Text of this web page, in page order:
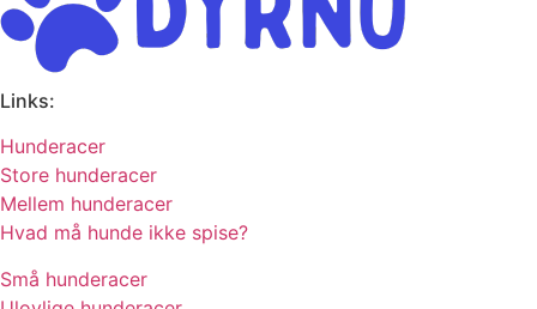
Links:
Hunderacer
Store hunderacer
Mellem hunderacer
Hvad må hunde ikke spise?
Små hunderacer